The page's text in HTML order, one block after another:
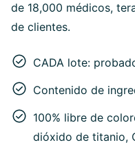
de 18,000 médicos,
de clientes.
CADA lote:
Contenido de
100% libre de
dióxido de titanio,